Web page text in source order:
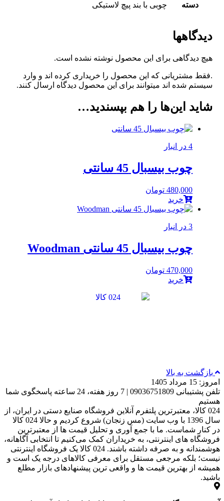
دسته چوبی با بند پیچ لاستیکی
دیدگاهها
هیچ دیدگاهی برای این محصول نوشته نشده است.
.فقط مشتریانی که این محصول را خریداری کرده اند و وارد
سیستم شده اند میتوانند برای این محصول دیدگاه ارسال کنند.
شاید این‌ها را هم بپسندید…
4 در انبار
چوب بیسبال 45 سانتی
480,000 تومان
خرید
3 در انبار
چوب بیسبال 45 سانتی Woodman
470,000 تومان
خرید
بازگشت به بالا
امروز: 15 مرداد 1405
تلفن پشتیبانی 09036751809 | 7 روز هفته، 24 ساعته پاسخگوی شما
هستیم
024 کالا، معتبرترین پلتفرم آنلاین فروشگاه صنایع دستی در ایران، از
سال 1396 با وب سایت (مس زنجان) شروع کردیم و حالا 024 کالا
در کنار شماست. ما با جمع‌ آوری و تحلیل قیمت‌ ها از معتبرترین
فروشگاه‌ های اینترنتی، به خریداران کمک می‌کنیم تا انتخابی آگاهانه،
هوشمندانه و به‌ صرفه داشته باشند. 024 کالا یک فروشگاه اینترنتی
نیست؛ بلکه مرجعی مستقل برای معرفی کالاهای درجه یک است و
همیشه از بهترین قیمت‌ ها و واقعی‌ ترین پیشنهادهای بازار مطلع
باشید.